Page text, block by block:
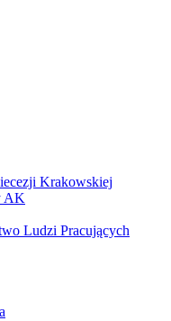
Krakowskiej
AK
Ludzi Pracujących